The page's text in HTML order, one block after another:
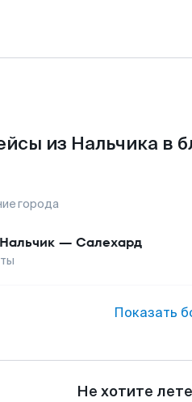
из Нальчика в
города
Нальчик — Салехард
Показать
Не хотите